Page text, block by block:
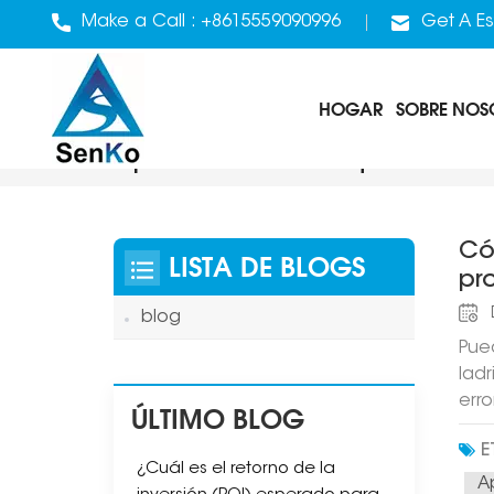
Make a Call : +8615559090996 Get A
HOGAR SOBRE
Apiladores De Bloques Con
Puede ver cómo el trabajo se agiliza con una apiladora automática de bloques. Al dejar de apilar ladrillos a mano y usar máquinas, ahorra dinero. Además, produce más ladrillos y comete menos errores. La introducción de apiladoras automáticas de ladrillos marca un paso crucial hacia proyectos de construcción y líneas de producción de materiales
LISTA DE BLOGS
blog
ÚLTIMO BLOG
¿Cuál es el retorno de la